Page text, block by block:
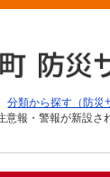
分類から探す（防災
意報・警報が新設さ